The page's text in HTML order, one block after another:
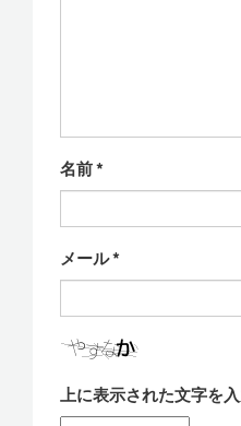
名前*
メール*
上に表示された文字を入